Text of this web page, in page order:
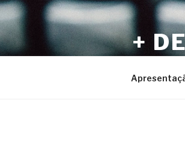
Pular
para
o
conteúdo
+